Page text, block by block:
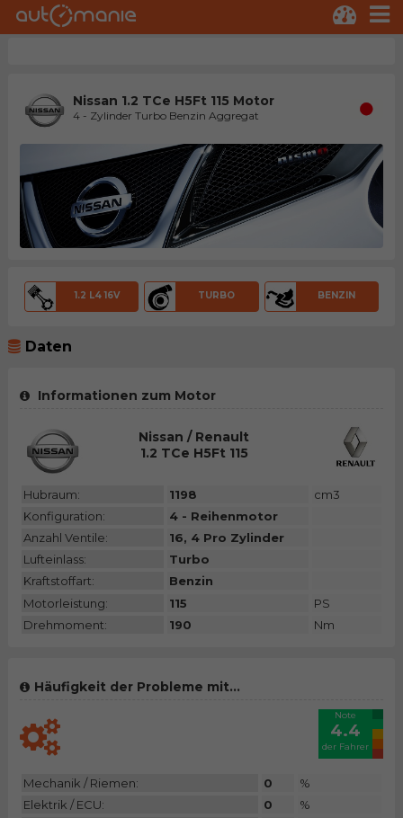
Nissan 1.2 TCe H5Ft 115 Motor
4 - Zylinder Turbo Benzin Aggregat
1.2 L4 16V TURBO BENZIN
Daten
Informationen zum Motor
Nissan / Renault
1.2 TCe H5Ft 115
Hubraum: 1198
cm3
Konfiguration:
4 - Reihenmotor
Anzahl Ventile:
16, 4 Pro Zylinder
Lufteinlass:
Turbo
Kraftstoffart:
Benzin
Motorleistung:
115
PS
Drehmoment:
190 Nm
Häufigkeit der Probleme mit...
Note
4.4
der Fahrer
Mechanik / Riemen: 0
%
Elektrik / ECU:
0
%